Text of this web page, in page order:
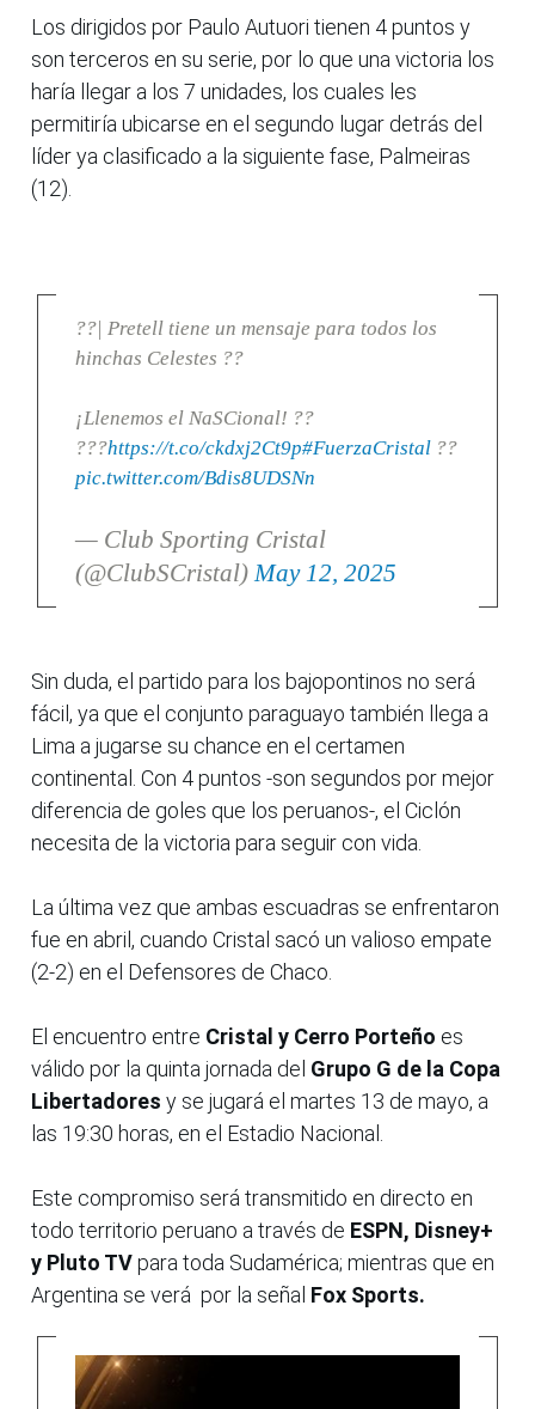
Los dirigidos por Paulo Autuori tienen 4 puntos y
son terceros en su serie, por lo que una victoria los
haría llegar a los 7 unidades, los cuales les
permitiría ubicarse en el segundo lugar detrás del
líder ya clasificado a la siguiente fase, Palmeiras
(12).
??| Pretell tiene un mensaje para todos los
hinchas Celestes ??
¡Llenemos el NaSCional! ??
???https://t.co/ckdxj2Ct9p#FuerzaCristal??
pic.twitter.com/Bdis8UDSNn
— Club Sporting Cristal
(@ClubSCristal) May 12, 2025
Sin duda, el partido para los bajopontinos no será
fácil, ya que el conjunto paraguayo también llega a
Lima a jugarse su chance en el certamen
continental. Con 4 puntos -son segundos por mejor
diferencia de goles que los peruanos-, el Ciclón
necesita de la victoria para seguir con vida.
La última vez que ambas escuadras se enfrentaron
fue en abril, cuando Cristal sacó un valioso empate
(2-2) en el Defensores de Chaco.
El encuentro entre Cristal y Cerro Porteño es
válido por la quinta jornada del Grupo G de la Copa
Libertadores y se jugará el martes 13 de mayo, a
las 19:30 horas, en el Estadio Nacional.
Este compromiso será transmitido en directo en
todo territorio peruano a través de ESPN, Disney+
y Pluto TVpara toda Sudamérica; mientras que en
Argentina se verá por la señal Fox Sports.